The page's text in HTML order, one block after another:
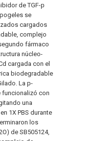
de TGF-p
se
cargados
complejo
fármaco
núcleo-
cargada con el
biodegradable
La p-
funcionalizó con
una
1X PBS durante
los
de SB505124,